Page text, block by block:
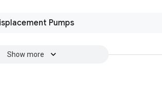
Pumps
Show more